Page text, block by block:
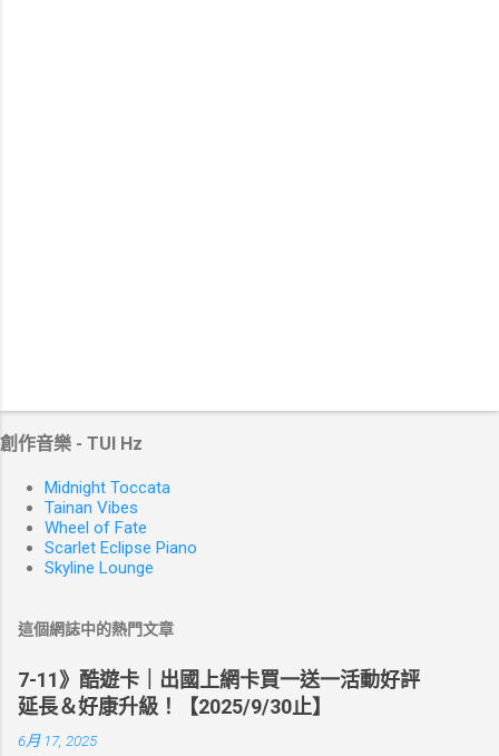
創作音樂 - TUI Hz
Midnight Toccata
Tainan Vibes
Wheel of Fate
Scarlet Eclipse Piano
Skyline Lounge
這個網誌中的熱門文章
7-11》酷遊卡｜出國上網卡買一送一活動好評
延長＆好康升級！【2025/9/30止】
6月 17, 2025